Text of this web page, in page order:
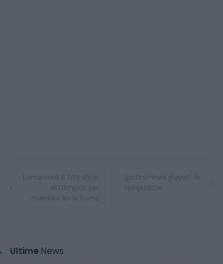
Ultime News